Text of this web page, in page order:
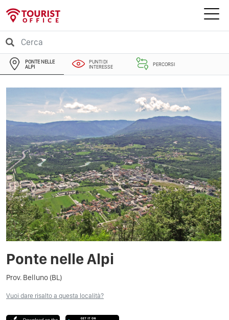
PONTE NELLE
ALPI
PUNTI DI
INTERESSE
PERCORSI
Ponte nelle Alpi
Prov. Belluno (BL)
Vuoi dare risalto a questa località?